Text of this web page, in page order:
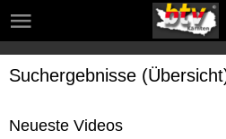
Suchergebnisse
Neueste Videos